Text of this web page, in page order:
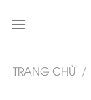
TRANG CHỦ /